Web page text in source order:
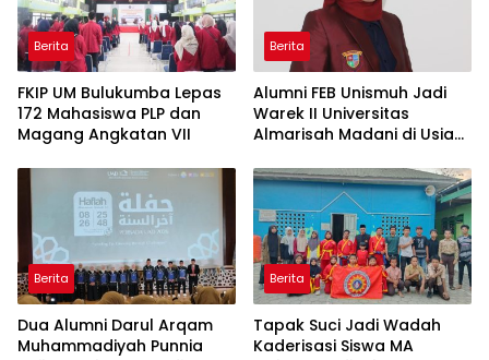
Berita
FKIP UM Bulukumba Lepas
172 Mahasiswa PLP dan
Magang Angkatan VII
Berita
Alumni FEB Unismuh Jadi
Warek II Universitas
Almarisah Madani di Usia
Berita
Dua Alumni Darul Arqam
Muhammadiyah Punnia
Berita
Tapak Suci Jadi Wadah
Kaderisasi Siswa MA